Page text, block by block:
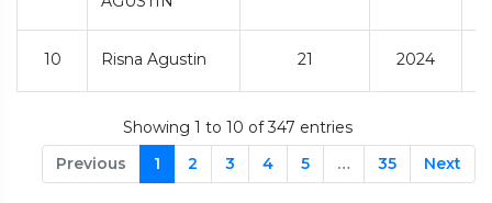
10 Risna Agustin 21 2024
Showing 1 to 10 of 347 entries
Previous
1 2 3 4 5 … 35 Next